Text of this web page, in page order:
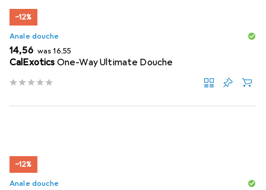
−12%
Anale douche
EUR
14,56 wasEUR
16,55
CalExotics One-Way Ultimate Douche
−12%
Anale douche